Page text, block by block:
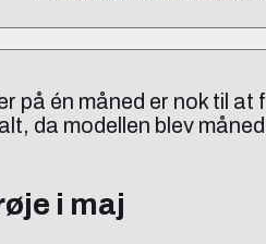
på én måned er nok til
da modellen blev
i maj